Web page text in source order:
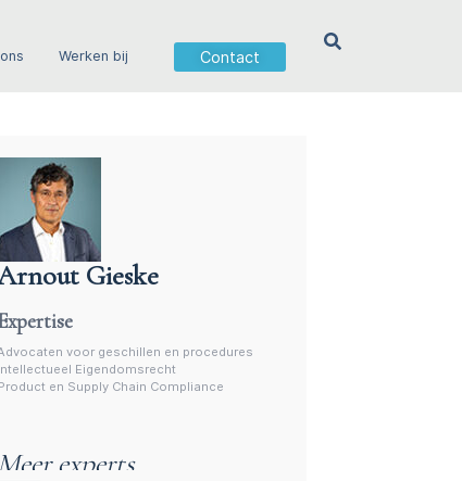
Werken bij Contact
Gieske
intellectueel eigensdomsrecht
voor geschillen en procedures
Eigendomsrecht
en Supply Chain Compliance
Meer experts